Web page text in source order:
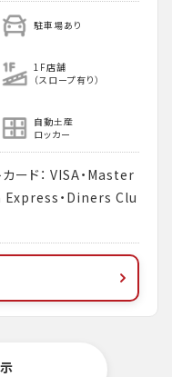
駐車場あり
1F店舗
（スロープ有り）
自動土産
ロッカー
ード： VISA・Master
Express・Diners Clu